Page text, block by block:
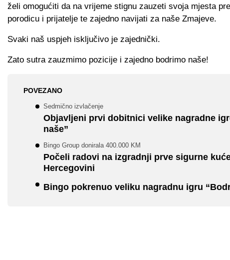
želi omogućiti da na vrijeme stignu zauzeti svoja mjesta
porodicu i prijatelje te zajedno navijati za naše Zmajeve.
Svaki naš uspjeh isključivo je zajednički.
Zato sutra zauzmimo pozicije i zajedno bodrimo naše!
POVEZANO
Sedmično izvlačenje
Objavljeni prvi dobitnici velike nagradne
naše”
Bingo Group donirala 400.000 KM
Počeli radovi na izgradnji prve sigurne
Hercegovini
Bingo pokrenuo veliku nagradnu igru